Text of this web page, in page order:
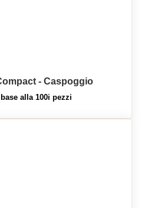
- Caspoggio
alla 100i pezzi